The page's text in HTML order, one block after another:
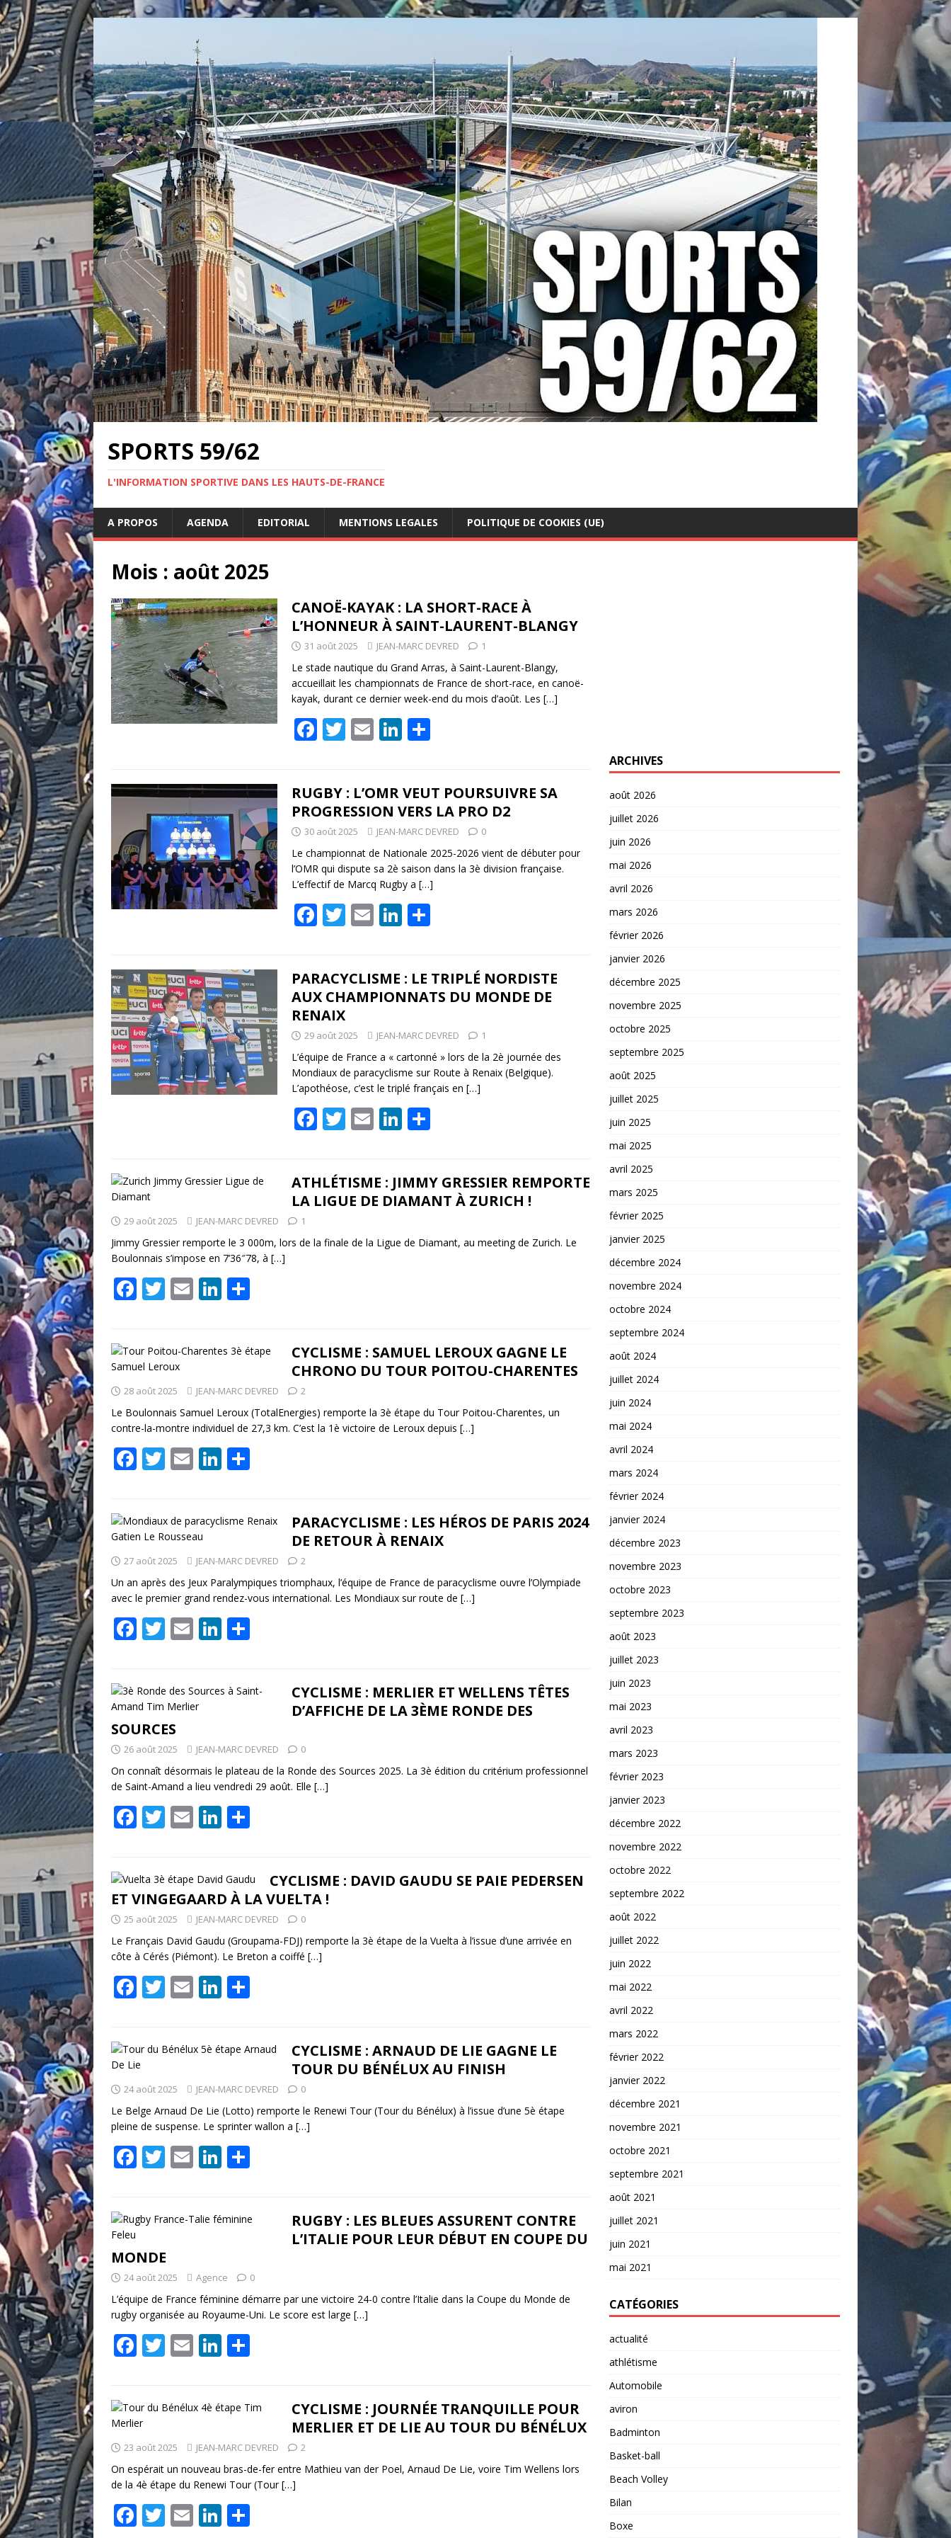
SPORTS 59/62
L'INFORMATION SPORTIVE DANS LES HAUTS-DE-FRANCE
A PROPOS AGENDA EDITORIAL MENTIONS LEGALES POLITIQUE DE COOKIES (UE)
Mois : août 2025
CANOË-KAYAK : LA SHORT-RACE À
L’HONNEUR À SAINT-LAURENT-BLANGY
31 août 2025 JEAN-MARC DEVRED 1
Le stade nautique du Grand Arras, à Saint-Laurent-Blangy,
accueillait les championnats de France de short-race, en canoë-
kayak, durant ce dernier week-end du mois d’août. Les […]
F
b
o
o
k
T
er
E
l
Li
e
dI
n
g
er
RUGBY : L’OMR VEUT POURSUIVRE SA
PROGRESSION VERS LA PRO D2
30 août 2025 JEAN-MARC DEVRED 0
Le championnat de Nationale 2025-2026 vient de débuter pour
l’OMR qui dispute sa 2è saison dans la 3è division française.
L’effectif de Marcq Rugby a […]
F
b
o
o
k
T
er
E
l
Li
e
dI
n
g
er
PARACYCLISME : LE TRIPLÉ NORDISTE
AUX CHAMPIONNATS DU MONDE DE
RENAIX
29 août 2025 JEAN-MARC DEVRED 1
L’équipe de France a « cartonné » lors de la 2è journée des
Mondiaux de paracyclisme sur Route à Renaix (Belgique).
L’apothéose, c’est le triplé français en […]
F
b
o
o
k
T
er
E
l
Li
e
dI
n
g
er
ATHLÉTISME : JIMMY GRESSIER REMPORTE
LA LIGUE DE DIAMANT À ZURICH !
29 août 2025 JEAN-MARC DEVRED 1
Jimmy Gressier remporte le 3 000m, lors de la finale de la Ligue de Diamant, au meeting de Zurich. Le
Boulonnais s’impose en 7’36″78, à […]
F
b
o
o
k
T
er
E
l
Li
e
n
g
CYCLISME : SAMUEL LEROUX GAGNE LE
CHRONO DU TOUR POITOU-CHARENTES
28 août 2025 JEAN-MARC DEVRED 2
Le Boulonnais Samuel Leroux (TotalEnergies) remporte la 3è étape du Tour Poitou-Charentes, un
contre-la-montre individuel de 27,3 km. C’est la 1è victoire de Leroux depuis […]
F
b
o
o
k
T
er
E
l
Li
e
n
g
PARACYCLISME : LES HÉROS DE PARIS 2024
DE RETOUR À RENAIX
27 août 2025 JEAN-MARC DEVRED 2
Un an après des Jeux Paralympiques triomphaux, l’équipe de France de paracyclisme ouvre l’Olympiade
avec le premier grand rendez-vous international. Les Mondiaux sur route de […]
F
b
o
o
k
T
er
E
l
Li
e
n
g
CYCLISME : MERLIER ET WELLENS TÊTES
D’AFFICHE DE LA 3ÈME RONDE DES
SOURCES
26 août 2025 JEAN-MARC DEVRED 0
On connaît désormais le plateau de la Ronde des Sources 2025. La 3è édition du critérium professionnel
de Saint-Amand a lieu vendredi 29 août. Elle […]
F
b
o
o
k
T
er
E
l
Li
e
dI
n
g
er
CYCLISME : DAVID GAUDU SE PAIE PEDERSEN
ET VINGEGAARD À LA VUELTA !
25 août 2025 JEAN-MARC DEVRED 0
Le Français David Gaudu (Groupama-FDJ) remporte la 3è étape de la Vuelta à l’issue d’une arrivée en
côte à Cérés (Piémont). Le Breton a coiffé […]
F
b
o
o
k
T
er
E
l
Li
e
n
g
CYCLISME : ARNAUD DE LIE GAGNE LE
TOUR DU BÉNÉLUX AU FINISH
24 août 2025 JEAN-MARC DEVRED 0
Le Belge Arnaud De Lie (Lotto) remporte le Renewi Tour (Tour du Bénélux) à l’issue d’une 5è étape
pleine de suspense. Le sprinter wallon a […]
F
b
o
o
k
T
er
E
l
Li
e
n
g
RUGBY : LES BLEUES ASSURENT CONTRE
L’ITALIE POUR LEUR DÉBUT EN COUPE DU
MONDE
24 août 2025 Agence 0
L’équipe de France féminine démarre par une victoire 24-0 contre l’Italie dans la Coupe du Monde de
rugby organisée au Royaume-Uni. Le score est large […]
F
b
o
o
k
T
er
E
l
Li
e
n
g
CYCLISME : JOURNÉE TRANQUILLE POUR
MERLIER ET DE LIE AU TOUR DU BÉNÉLUX
23 août 2025 JEAN-MARC DEVRED 2
On espérait un nouveau bras-de-fer entre Mathieu van der Poel, Arnaud De Lie, voire Tim Wellens lors
de la 4è étape du Renewi Tour (Tour[…]
F T E Li
ARCHIVES
août 2026
juillet 2026
juin 2026
mai 2026
avril 2026
mars 2026
février 2026
janvier 2026
décembre 2025
novembre 2025
octobre 2025
septembre 2025
août 2025
juillet 2025
juin 2025
mai 2025
avril 2025
mars 2025
février 2025
janvier 2025
décembre 2024
novembre 2024
octobre 2024
septembre 2024
août 2024
juillet 2024
juin 2024
mai 2024
avril 2024
mars 2024
février 2024
janvier 2024
décembre 2023
novembre 2023
octobre 2023
septembre 2023
août 2023
juillet 2023
juin 2023
mai 2023
avril 2023
mars 2023
février 2023
janvier 2023
décembre 2022
novembre 2022
octobre 2022
septembre 2022
août 2022
juillet 2022
juin 2022
mai 2022
avril 2022
mars 2022
février 2022
janvier 2022
décembre 2021
novembre 2021
octobre 2021
septembre 2021
août 2021
juillet 2021
juin 2021
mai 2021
CATÉGORIES
actualité
athlétisme
Automobile
aviron
Badminton
Basket-ball
Beach Volley
Bilan
Boxe